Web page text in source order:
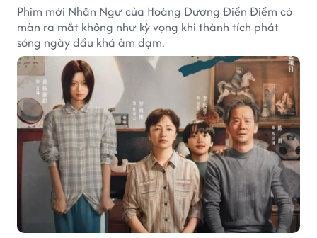
Phim mới Nhân Ngư của Hoàng Dương Điền Điềm có
màn ra mắt không như kỳ vọng khi thành tích phát
sóng ngày đầu khá ảm đạm.